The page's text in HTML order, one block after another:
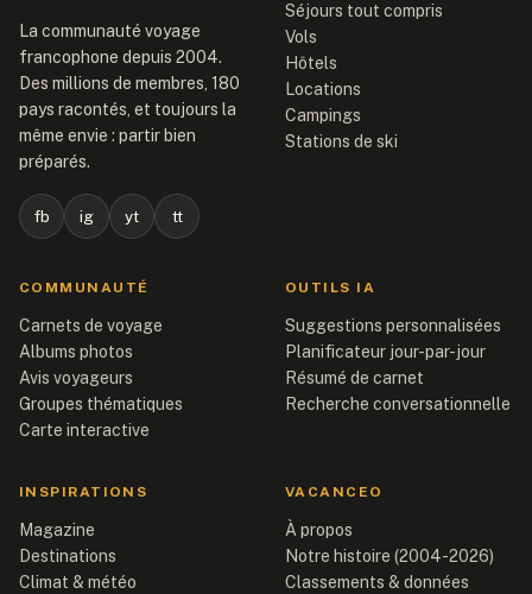
La communauté voyage
francophone depuis 2004.
Des millions de membres, 180
pays racontés, et toujours la
même envie : partir bien
préparés.
fb ig yt tt
Séjours tout compris
Vols
Hôtels
Locations
Campings
Stations de ski
COMMUNAUTÉ
Carnets de voyage
Albums photos
Avis voyageurs
Groupes thématiques
Carte interactive
OUTILS IA
Suggestions personnalisées
Planificateur jour-par-jour
Résumé de carnet
Recherche conversationnelle
INSPIRATIONS
Magazine
Destinations
Climat & météo
VACANCEO
À propos
Notre histoire (2004-2026)
Classements & données